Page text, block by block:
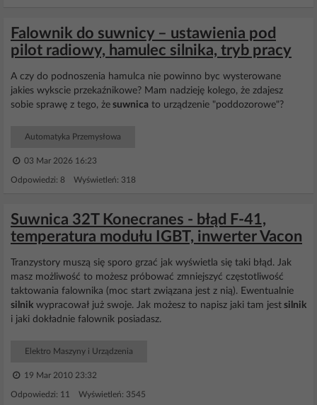
Falownik do suwnicy – ustawienia pod
pilot radiowy, hamulec silnika, tryb pracy
A czy do podnoszenia hamulca nie powinno byc wysterowane
jakies wykscie przekaźnikowe? Mam nadzieję kolego, że zdajesz
sobie sprawę z tego, że suwnica to urządzenie "poddozorowe"?
Automatyka Przemysłowa
03 Mar 2026 16:23
Odpowiedzi: 8 Wyświetleń: 318
Suwnica 32T Konecranes - błąd F-41,
temperatura modułu IGBT, inwerter Vacon
Tranzystory muszą się sporo grzać jak wyświetla się taki błąd. Jak
masz możliwość to możesz próbować zmniejszyć częstotliwość
taktowania falownika (moc start związana jest z nią). Ewentualnie
silnik wypracował już swoje. Jak możesz to napisz jaki tam jest silnik
i jaki dokładnie falownik posiadasz.
Elektro Maszyny i Urządzenia
19 Mar 2010 23:32
Odpowiedzi: 11 Wyświetleń: 3545